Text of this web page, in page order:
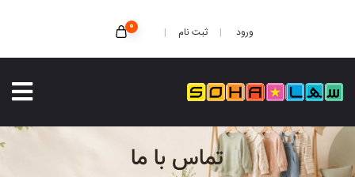
ورود ثبت نام 0
تماس با ما